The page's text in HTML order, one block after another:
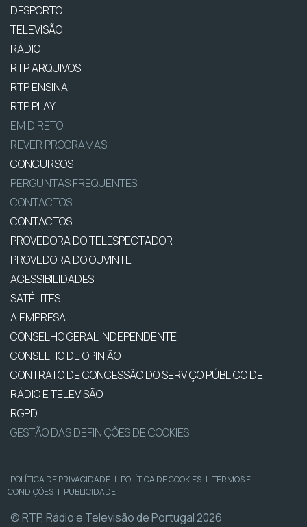
DESPORTO
TELEVISÃO
RÁDIO
RTP ARQUIVOS
RTP ENSINA
RTP PLAY
EM DIRETO
REVER PROGRAMAS
CONCURSOS
PERGUNTAS FREQUENTES
CONTACTOS
CONTACTOS
PROVEDORA DO TELESPECTADOR
PROVEDORA DO OUVINTE
ACESSIBILIDADES
SATÉLITES
A EMPRESA
CONSELHO GERAL INDEPENDENTE
CONSELHO DE OPINIÃO
CONTRATO DE CONCESSÃO DO SERVIÇO PÚBLICO DE
RÁDIO E TELEVISÃO
RGPD
GESTÃO DAS DEFINIÇÕES DE COOKIES
POLÍTICA DE PRIVACIDADE | POLÍTICA DE COOKIES | TERMOS E
CONDIÇÕES | PUBLICIDADE
© RTP, Rádio e Televisão de Portugal 2026